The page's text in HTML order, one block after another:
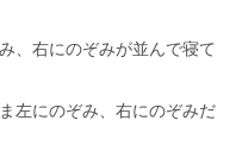
、右にのぞみが並んで寝て
左にのぞみ、右にのぞみだ